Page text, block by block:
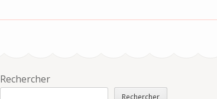
Rechercher